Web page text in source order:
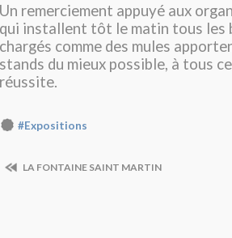
Un remerciement appuyé aux
qui installent tôt le matin tous les
chargés comme des mules
stands du mieux possible, à tous
réussite.
#Expositions
LA FONTAINE SAINT MARTIN